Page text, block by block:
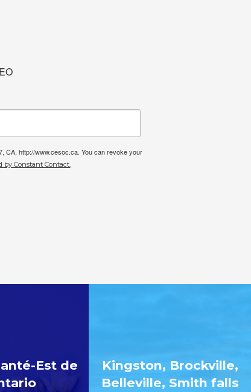
CA, http://www.cesoc.ca. You can revoke your
by Constant Contact.
Est de
Kingston, Brockville,
Belleville, Smith falls